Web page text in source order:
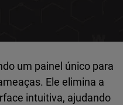
um painel único para
Ele elimina a
intuitiva, ajudando